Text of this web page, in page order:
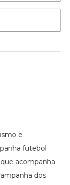
e
futebol
acompanha
dos